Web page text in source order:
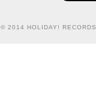
© 2014 HOLIDAY! RECORDS